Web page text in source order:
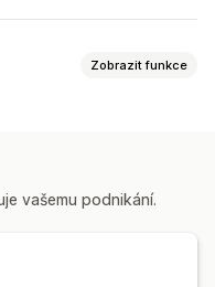
Zobrazit funkce
vašemu podnikání.